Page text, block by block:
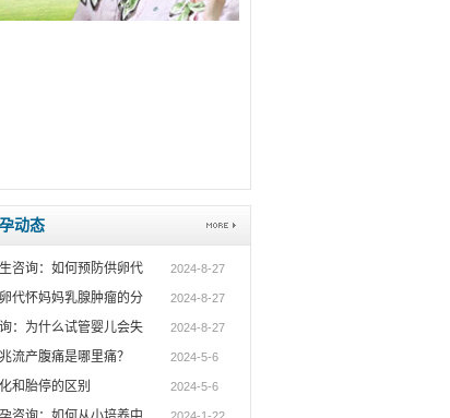
动态
咨询：如何预防供卵代 2024-8-27
代怀妈妈乳腺肿瘤的分 2024-8-27
：为什么试管婴儿会失 2024-8-27
流产腹痛是哪里痛？ 2024-5-6
和胎停的区别 2024-5-6